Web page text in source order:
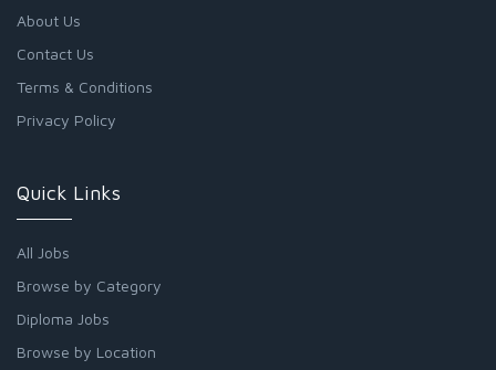
About Us
Contact Us
Terms & Conditions
Privacy Policy
Quick Links
All Jobs
Browse by Category
Diploma Jobs
Browse by Location